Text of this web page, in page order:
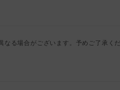
る場合がございます。予めご了承くだ